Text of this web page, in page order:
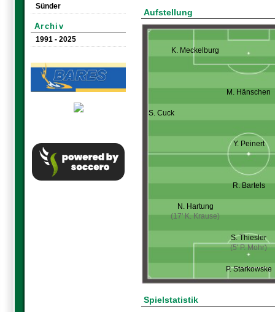
Sünder
Archiv
1991 - 2025
Aufstellung
K. Meckelburg
M. Hänschen
S. Cuck
Y. Peinert
R. Bartels
N. Hartung
(17' K. Krause)
S. Thiesler
(5' P. Mohr)
P. Starkowske
Spielstatistik